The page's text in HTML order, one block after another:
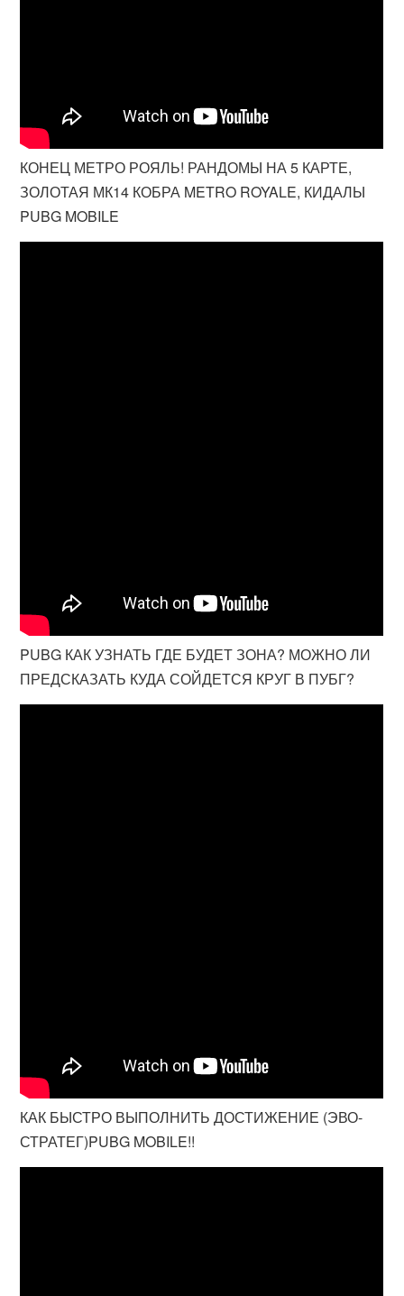
КОНЕЦ МЕТРО РОЯЛЬ! РАНДОМЫ НА 5 КАРТЕ,
ЗОЛОТАЯ МК14 КОБРА METRO ROYALE, КИДАЛЫ
PUBG MOBILE
PUBG КАК УЗНАТЬ ГДЕ БУДЕТ ЗОНА? МОЖНО ЛИ
ПРЕДСКАЗАТЬ КУДА СОЙДЕТСЯ КРУГ В ПУБГ?
КАК БЫСТРО ВЫПОЛНИТЬ ДОСТИЖЕНИЕ (ЭВО-
СТРАТЕГ)PUBG MOBILE!!